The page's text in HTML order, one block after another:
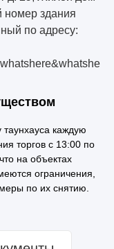
номер здания
по адресу:
каждую
торгов с 13:00 по
на объектах
ограничения,
по их снятию.